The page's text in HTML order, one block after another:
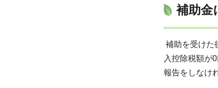
補助金
補助を受けた
入控除税額が
報告をしなけ